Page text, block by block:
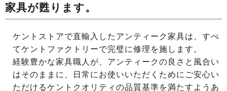
家具が甦ります。
ケントストアで直輸入したアンティーク家具は、すべ
てケントファクトリーで完璧に修理を施します。
経験豊かな家具職人が、アンティークの良さと風合い
はそのままに、日常にお使いいただくためにご安心い
ただけるケントクオリティの品質基準を満たすようあ